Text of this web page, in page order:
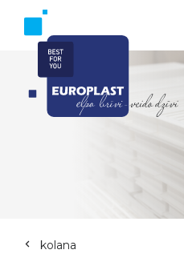
kolana